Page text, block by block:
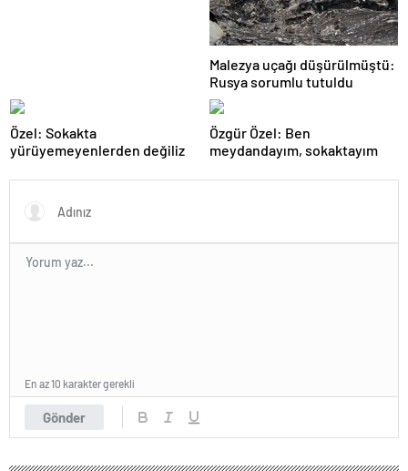
Malezya uçağı düşürülmüştü:
Rusya sorumlu tutuldu
Özel: Sokakta
yürüyemeyenlerden değiliz
Özgür Özel: Ben
meydandayım, sokaktayım
Gönder
En az 10 karakter gerekli